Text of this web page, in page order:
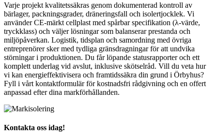
Varje projekt kvalitetssäkras genom dokumenterad kontroll av
bärlager, packningsgrader, dräneringsfall och isolertjocklek. Vi
använder CE-märkt cellplast med spårbar specifikation (λ-värde,
tryckklass) och väljer lösningar som balanserar prestanda och
miljöpåverkan. Logistik, tidsplan och samordning med övriga
entreprenörer sker med tydliga gränsdragningar för att undvika
störningar i produktionen. Du får löpande statusrapporter och ett
komplett underlag vid avslut, inklusive skötselråd. Vill du veta hur
vi kan energieffektivisera och framtidssäkra din grund i Örbyhus?
Fyll i vårt kontaktformulär för kostnadsfri rådgivning och en offert
anpassad efter dina markförhållanden.
Kontakta oss idag!